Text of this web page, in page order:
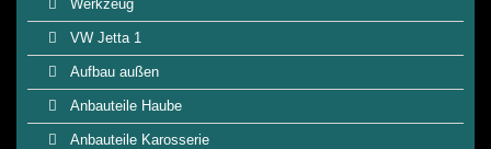
Werkzeug
VW Jetta 1
Aufbau außen
Anbauteile Haube
Anbauteile Karosserie